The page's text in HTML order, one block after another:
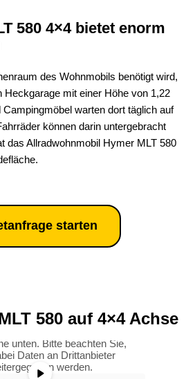
580 4×4 bietet enorm
des Wohnmobils benötigt wird,
Heckgarage mit einer Höhe von 1,22
warten dort täglich auf
können darin untergebracht
das Allradwohnmobil Hymer MLT 580
starten
580 auf 4×4 Achse
. Um auf den eigentlichen
unten. Bitte beachten Sie,
Daten an Drittanbieter
werden.